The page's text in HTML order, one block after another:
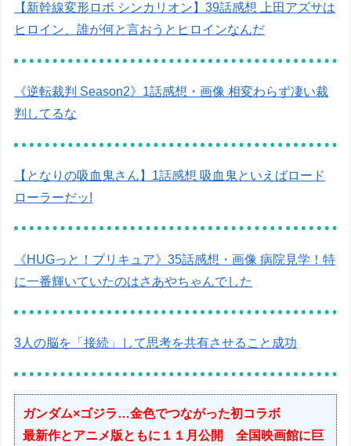
【新幹線変形ロボ シンカリオン】39話感想 上田アズサは
ヒロイン、誰が何と言おうとヒロインなんだ
《逆転裁判 Season2》1話感想・画像 相変わらず凄い裁
判してるな
【となりの吸血鬼さん】1話感想 吸血鬼といえばロード
ローラーだッ!
《HUGっと！プリキュア》35話感想・画像 病院見学！特
に一番輝いていたのはさあやちゃんでした
3人の脳を「接続」して思考を共有させること成功
ガンダム×ゴジラ…金色でつながった初コラボ
最新作とアニメ版ともに１１月公開 全国映画館に巨